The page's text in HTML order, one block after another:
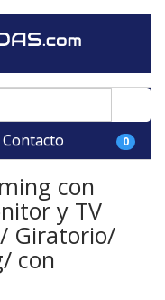
Contacto 0
con
y TV
Giratorio/
con